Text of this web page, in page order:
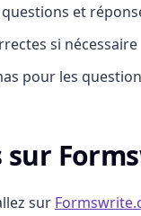
et
si nécessaire
pour les
sur
sur